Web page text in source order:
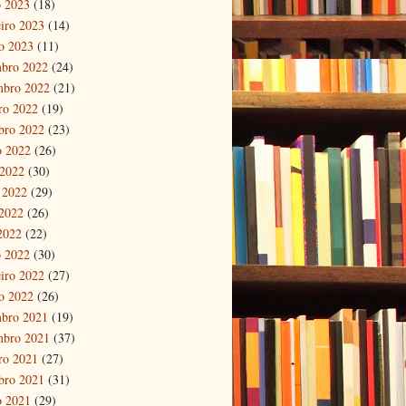
2023 (18)
2023 (14)
2023 (11)
2022 (24)
2022 (21)
2022 (19)
2022 (23)
2022 (26)
(30)
(29)
(26)
(22)
2022 (30)
2022 (27)
2022 (26)
2021 (19)
2021 (37)
2021 (27)
2021 (31)
2021 (29)